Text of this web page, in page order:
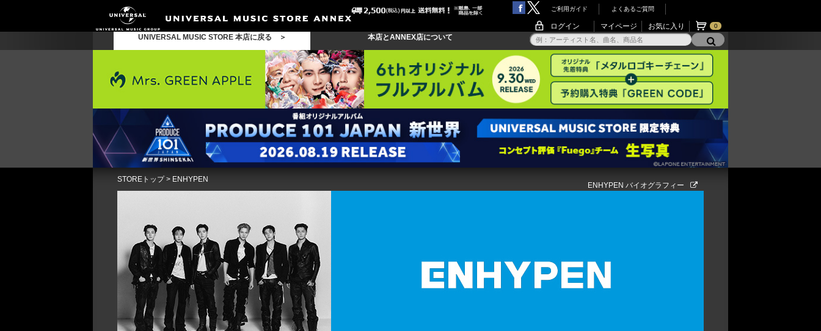
ご利用ガイド よくあるご質問
ログイン マイページ お気に入り 0
UNIVERSAL MUSIC STORE 本店に戻る ＞ 本店とANNEX店について
STOREトップ> ENHYPEN
ENHYPEN バイオグラフィー